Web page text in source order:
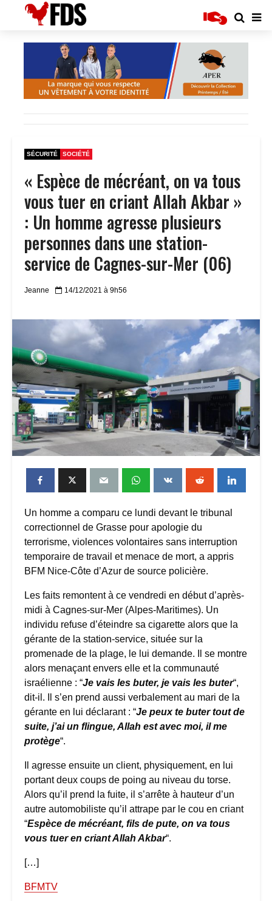
SÉCURITÉ SOCIÉTÉ
« Espèce de mécréant, on va tous
vous tuer en criant Allah Akbar »
: Un homme agresse plusieurs
personnes dans une station-
service de Cagnes-sur-Mer (06)
Jeanne 14/12/2021 à 9h56
Un homme a comparu ce lundi devant le tribunal
correctionnel de Grasse pour apologie du
terrorisme, violences volontaires sans interruption
temporaire de travail et menace de mort, a appris
BFM Nice-Côte d’Azur de source policière.
Les faits remontent à ce vendredi en début d’après-
midi à Cagnes-sur-Mer (Alpes-Maritimes). Un
individu refuse d’éteindre sa cigarette alors que la
gérante de la station-service, située sur la
promenade de la plage, le lui demande. Il se montre
alors menaçant envers elle et la communauté
israélienne : “Je vais les buter, je vais les buter“,
dit-il. Il s’en prend aussi verbalement au mari de la
gérante en lui déclarant : “Je peux te buter tout de
suite, j’ai un flingue, Allah est avec moi, il me
protège“.
Il agresse ensuite un client, physiquement, en lui
portant deux coups de poing au niveau du torse.
Alors qu’il prend la fuite, il s’arrête à hauteur d’un
autre automobiliste qu’il attrape par le cou en criant
“Espèce de mécréant, fils de pute, on va tous
vous tuer en criant Allah Akbar“.
[…]
BFMTV